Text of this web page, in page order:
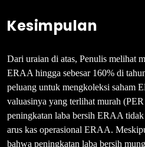
Kesimpulan
Dari uraian di atas, Penulis melihat
ERAA hingga sebesar 160% di
peluang untuk mengkoleksi saham
valuasinya yang terlihat murah
peningkatan laba bersih ERAA
arus kas operasional ERAA.
bahwa peningkatan laba bersih